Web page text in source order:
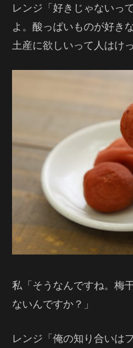
レンジ「好きじゃないっ
よ。酸っぱいものが好き
土産に欲しいって人はけ
私「そうなんですね。梅
ないんですか？」
レンジ「俺の知り合いは